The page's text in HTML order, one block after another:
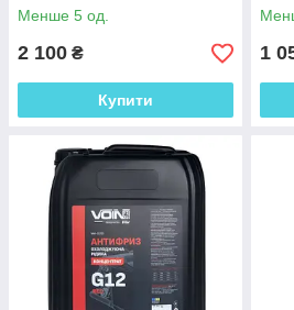
Менше 5 од.
2 100 ₴
Купити
1